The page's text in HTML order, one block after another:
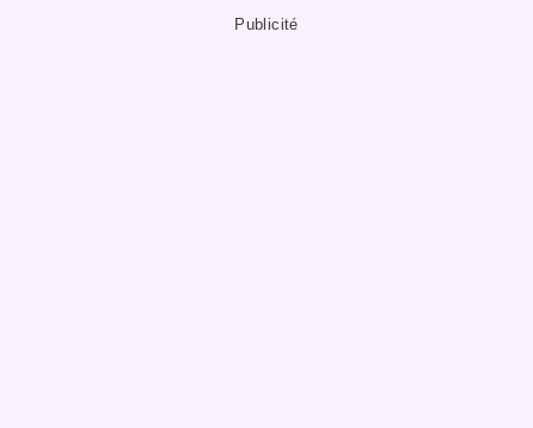
Publicité